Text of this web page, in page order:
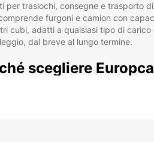
per traslochi, consegne e trasporto
furgoni e camion con
cubi, adatti a qualsiasi tipo di carico
dal breve al lungo termine.
scegliere